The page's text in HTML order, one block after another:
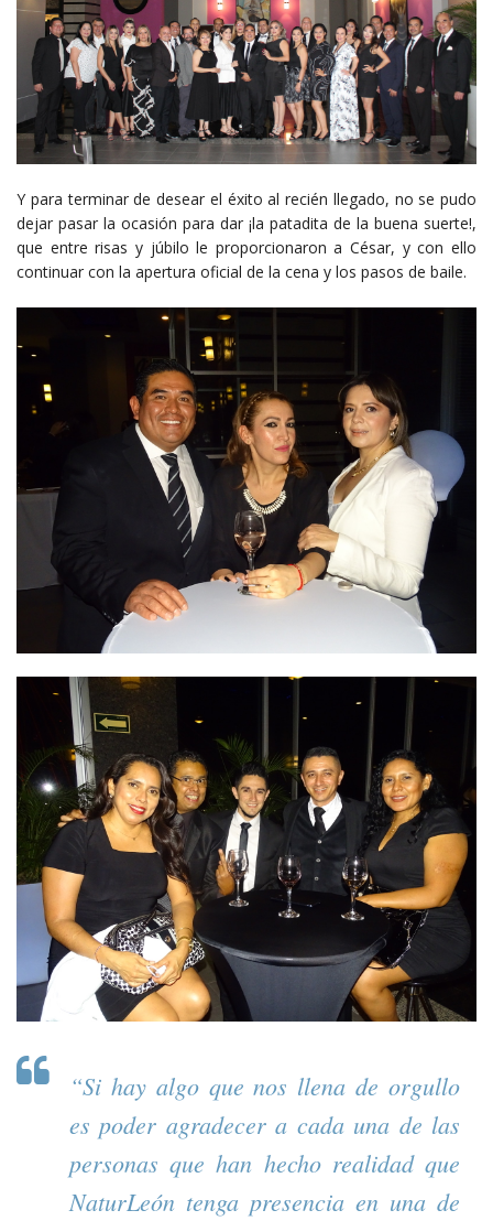
Y para terminar de desear el éxito al recién llegado, no se pudo
dejar pasar la ocasión para dar ¡la patadita de la buena suerte!,
que entre risas y júbilo le proporcionaron a César, y con ello
continuar con la apertura oficial de la cena y los pasos de baile.
“Si hay algo que nos llena de orgullo
es poder agradecer a cada una de las
personas que han hecho realidad que
NaturLeón tenga presencia en una de